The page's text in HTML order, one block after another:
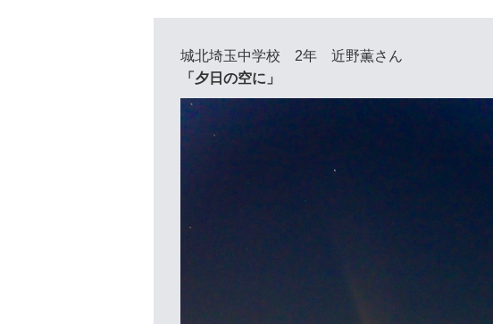
城北埼玉中学校 2年 近野薫さん
「夕日の空に」